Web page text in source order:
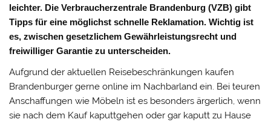
leichter. Die Verbraucherzentrale Brandenburg (VZB) gibt
Tipps für eine möglichst schnelle Reklamation. Wichtig ist
es, zwischen gesetzlichem Gewährleistungsrecht und
freiwilliger Garantie zu unterscheiden.
Aufgrund der aktuellen Reisebeschränkungen kaufen
Brandenburger gerne online im Nachbarland ein. Bei teuren
Anschaffungen wie Möbeln ist es besonders ärgerlich, wenn
sie nach dem Kauf kaputtgehen oder gar kaputt zu Hause